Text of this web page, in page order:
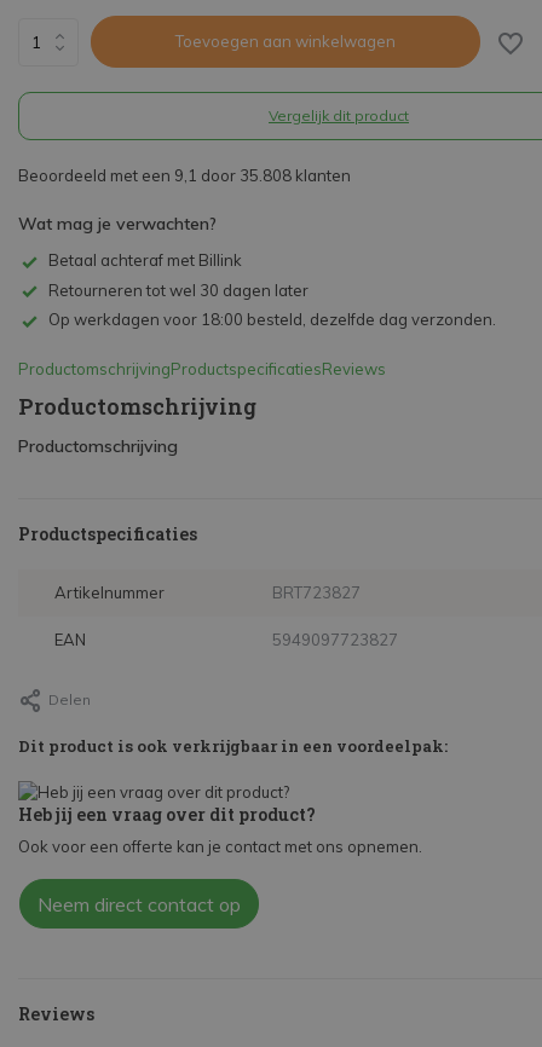
Toevoegen aan winkelwagen
Vergelijk dit product
Beoordeeld met een 9,1 door 35.808 klanten
Wat mag je verwachten?
Betaal achteraf met Billink
Retourneren tot wel 30 dagen later
Op werkdagen voor 18:00 besteld, dezelfde dag verzonden.
ProductomschrijvingProductspecificatiesReviews
Productomschrijving
Productomschrijving
Productspecificaties
Artikelnummer BRT723827
EAN 5949097723827
Delen
Dit product is ook verkrijgbaar in een voordeelpak:
Heb jij een vraag over dit product?
Ook voor een offerte kan je contact met ons opnemen.
Neem direct contact op
Reviews